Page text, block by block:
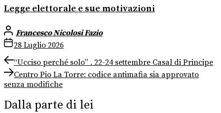
Legge elettorale e sue motivazioni
Francesco Nicolosi Fazio
28 Luglio 2026
Navigazione
articoli
Previous
post:
“Ucciso perché solo” . 22-24 settembre Casal di Principe
Next
post:
Centro Pio La Torre: codice antimafia sia approvato
senza modifiche
Dalla parte di lei